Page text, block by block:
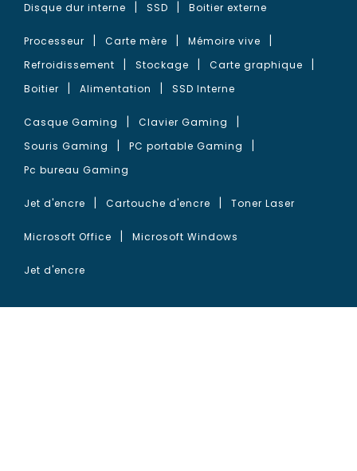
Disque dur interne
SSD Boitier externe
Processeur Carte mère
Mémoire vive
Refroidissement
Stockage
Carte graphique
Boitier
Alimentation SSD Interne
Casque Gaming
Clavier Gaming
Souris Gaming
PC portable Gaming
Pc bureau Gaming
Jet d'encre Cartouche d'encre Toner Laser
Microsoft Office Microsoft Windows
Jet d'encre